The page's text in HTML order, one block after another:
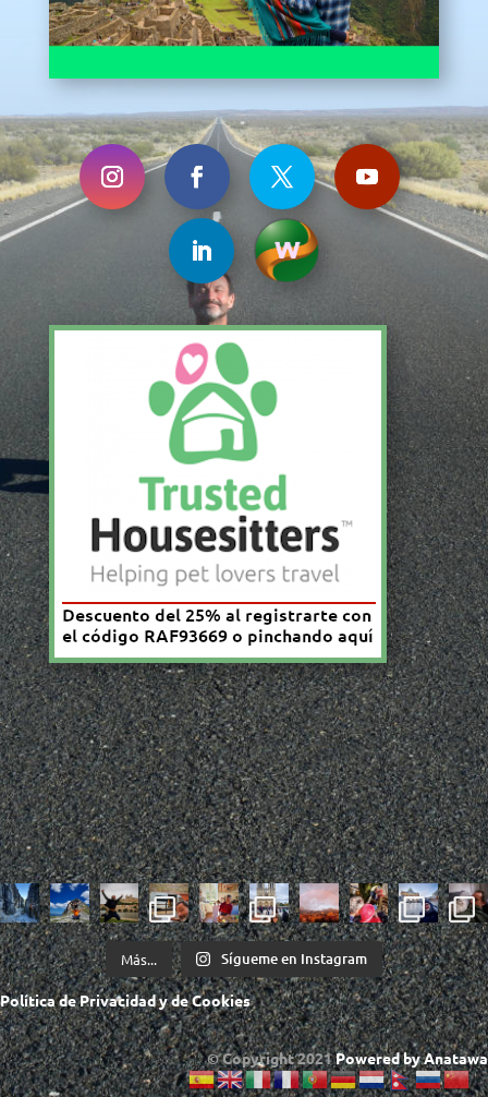
Más... Sígueme en Instagram
Política dePrivacidady deCookies
© Copyright 2021Powered byAnatawa